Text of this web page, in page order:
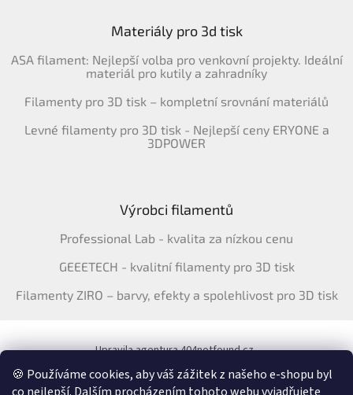
🍪 Používáme cookies, aby váš zážitek z našeho e-shopu byl
Materiály pro 3d tisk
ASA filament: Nejlepší volba pro venkovní projekty. Ideální
materiál pro kutily a zahradníky
Filamenty pro 3D tisk – kompletní srovnání materiálů
Levné filamenty pro 3D tisk - Nejlepší ceny ERYONE a
3DPOWER
Výrobci filamentů
Professional Lab - kvalita za nízkou cenu
GEEETECH - kvalitní filamenty pro 3D tisk
Filamenty ZIRO – barvy, efekty a spolehlivost pro 3D tisk
Upravila agentura 404notfound.cz